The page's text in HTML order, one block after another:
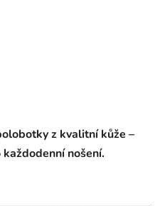
z kvalitní kůže –
nošení.